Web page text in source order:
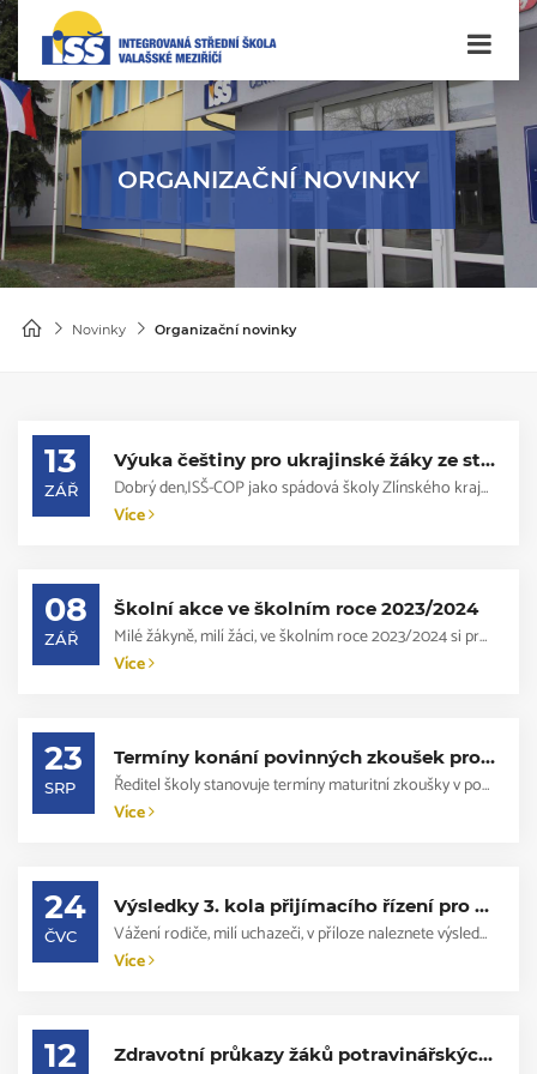
ORGANIZAČNÍ NOVINKY
Novinky Organizační novinky
13
ZÁŘ
Výuka češtiny pro ukrajinské žáky ze středních škol
Dobrý den,ISŠ-COP jako spádová školy Zlínského kraje nabízí možnost přihlášení d...
Více
08
ZÁŘ
Školní akce ve školním roce 2023/2024
Milé žákyně, milí žáci, ve školním roce 2023/2024 si pro Vás škola připravila ce...
Více
23
SRP
Termíny konání povinných zkoušek profilové části maturitní zkoušky v podzimním zkušebním období 2023
Ředitel školy stanovuje termíny maturitní zkoušky v podzimním zkušebním období.P...
Více
24
ČVC
Výsledky 3. kola přijímacího řízení pro šk. rok 2023/2024
Vážení rodiče, milí uchazeči, v příloze naleznete výsledkové listiny pro 3. kolo...
Více
12 Zdravotní průkazy žáků potravinářských oborů - ZMĚNA